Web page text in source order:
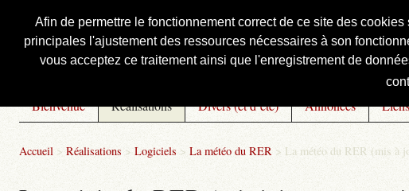
Afin de permettre le fonctionnement correct de ce site des
principales l'ajustement des ressources nécessaires à son
vous acceptez ce traitement ainsi que l'enregistrement de
Courbis, « LE » Blog Officiel
Bienvenue Réalisations Divers (et d’été) Annonces
Accueil > Réalisations > Logiciels > La météo du RER > La météo du RER (mis à